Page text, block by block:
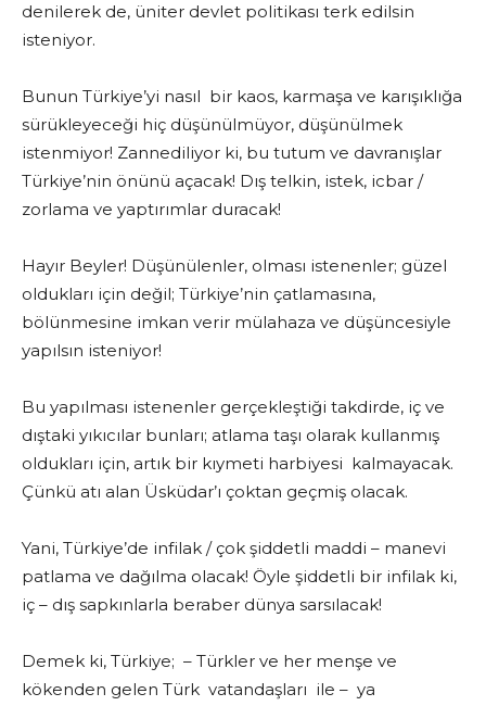
denilerek de, üniter devlet politikası terk edilsin
isteniyor.
Bunun Türkiye’yi nasıl bir kaos, karmaşa ve karışıklığa
sürükleyeceği hiç düşünülmüyor, düşünülmek
istenmiyor! Zannediliyor ki, bu tutum ve davranışlar
Türkiye’nin önünü açacak! Dış telkin, istek, icbar /
zorlama ve yaptırımlar duracak!
Hayır Beyler! Düşünülenler, olması istenenler; güzel
oldukları için değil; Türkiye’nin çatlamasına,
bölünmesine imkan verir mülahaza ve düşüncesiyle
yapılsın isteniyor!
Bu yapılması istenenler gerçekleştiği takdirde, iç ve
dıştaki yıkıcılar bunları; atlama taşı olarak kullanmış
oldukları için, artık bir kıymeti harbiyesi kalmayacak.
Çünkü atı alan Üsküdar’ı çoktan geçmiş olacak.
Yani, Türkiye’de infilak / çok şiddetli maddi – manevi
patlama ve dağılma olacak! Öyle şiddetli bir infilak ki,
iç – dış sapkınlarla beraber dünya sarsılacak!
Demek ki, Türkiye; – Türkler ve her menşe ve
kökenden gelen Türk vatandaşları ile – ya